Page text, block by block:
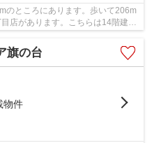
ところにあります。歩いて206m
店があります。こちらは14階建て
旗の台
物件